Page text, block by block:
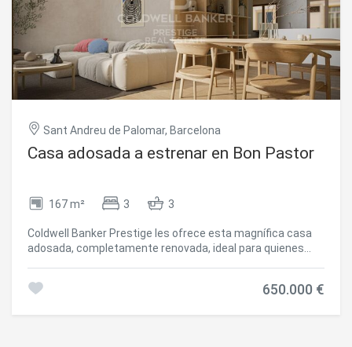
Sant Andreu de Palomar, Barcelona
Casa adosada a estrenar en Bon Pastor
167 m² 3 3
Coldwell Banker Prestige les ofrece esta magnífica casa
adosada, completamente renovada, ideal para quienes
disfrutar del clima de Barcelona. ¿Por qué te encantará?
650.000 €